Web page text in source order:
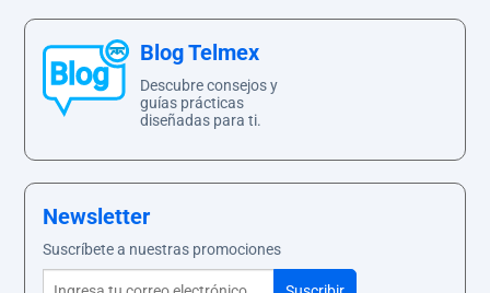
Blog Telmex
Descubre consejos y
guías prácticas
diseñadas para ti.
Newsletter
Suscríbete a nuestras promociones